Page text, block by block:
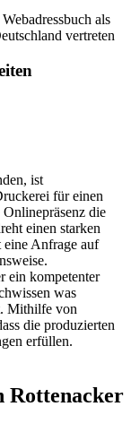
ist
für einen
die
einen starken
eine Anfrage auf
ein kompetenter
was
Mithilfe von
die produzierten
erfüllen.
Rottenacker